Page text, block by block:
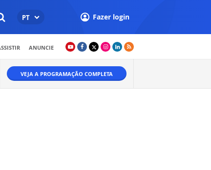
PT Fazer login
ANUNCIE
VEJA A PROGRAMAÇÃO COMPLETA